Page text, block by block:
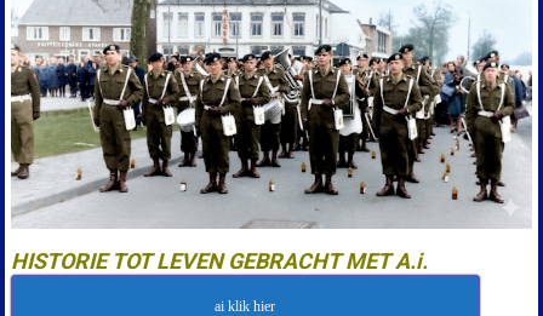
HISTORIE TOT LEVEN GEBRACHT MET A.i.
ai klik hier